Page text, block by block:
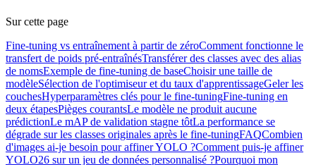
Sur cette page
Fine-tuning vs entraînement à partir de zéroComment fonctionne le
transfert de poids pré-entraînésTransférer des classes avec des alias
de nomsExemple de fine-tuning de baseChoisir une taille de
modèleSélection de l'optimiseur et du taux d'apprentissageGeler les
couchesHyperparamètres clés pour le fine-tuningFine-tuning en
deux étapesPièges courantsLe modèle ne produit aucune
prédictionLe mAP de validation stagne tôtLa performance se
dégrade sur les classes originales après le fine-tuningFAQCombien
d'images ai-je besoin pour affiner YOLO ?Comment puis-je affiner
YOLO26 sur un jeu de données personnalisé ?Pourquoi mon